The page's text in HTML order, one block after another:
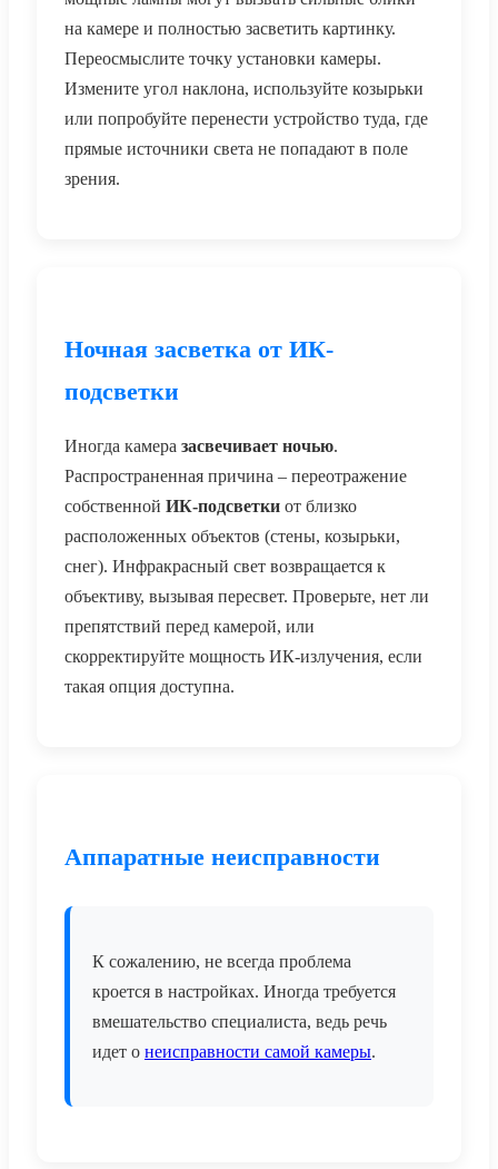
на камере и полностью засветить картинку.
Переосмыслите точку установки камеры.
Измените угол наклона, используйте козырьки
или попробуйте перенести устройство туда, где
прямые источники света не попадают в поле
зрения.
Ночная засветка от ИК-
подсветки
Иногда камера засвечивает ночью.
Распространенная причина – переотражение
собственной ИК-подсветки от близко
расположенных объектов (стены, козырьки,
снег). Инфракрасный свет возвращается к
объективу, вызывая пересвет. Проверьте, нет ли
препятствий перед камерой, или
скорректируйте мощность ИК-излучения, если
такая опция доступна.
Аппаратные неисправности
К сожалению, не всегда проблема
кроется в настройках. Иногда требуется
вмешательство специалиста, ведь речь
идет о неисправности самой камеры.